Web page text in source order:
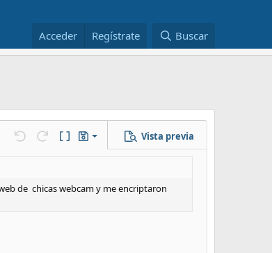
Acceder Regístrate Buscar
DeshacerRehacerCambiar a código BB
Borradores
Guardar borrador
Vista previa
de chicas webcam y me encriptaron